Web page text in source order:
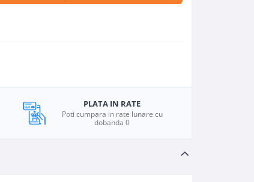
PLATA IN RATE
Poti cumpara in rate lunare cu
dobanda 0